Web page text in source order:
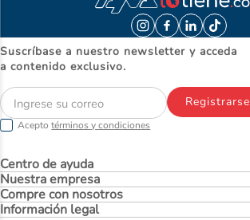
Suscríbase a nuestro newsletter y acceda
a contenido exclusivo.
Aceptotérminos y condiciones
Registrarse
Centro de ayuda
Nuestra empresa
Compre con nosotros
Información legal